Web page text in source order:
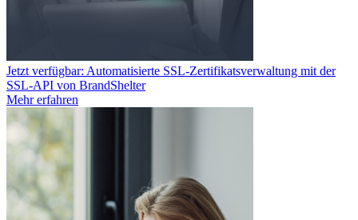
Jetzt verfügbar: Automatisierte SSL-Zertifikatsverwaltung mit der
SSL-API von BrandShelter
Mehr erfahren